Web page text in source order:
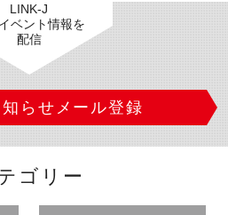
LINK-J
ベント情報を
配信
らせメール登録
ゴリー